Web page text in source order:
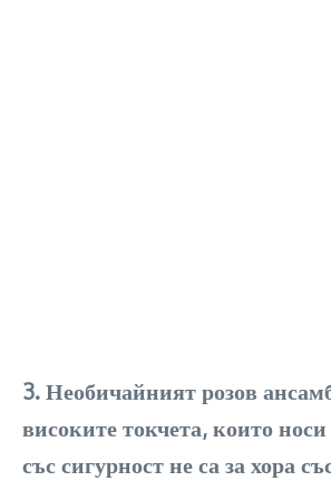
3. Необичайният розов
високите токчета, които
със сигурност не са за хора